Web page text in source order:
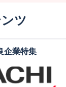
ツ
企業特集